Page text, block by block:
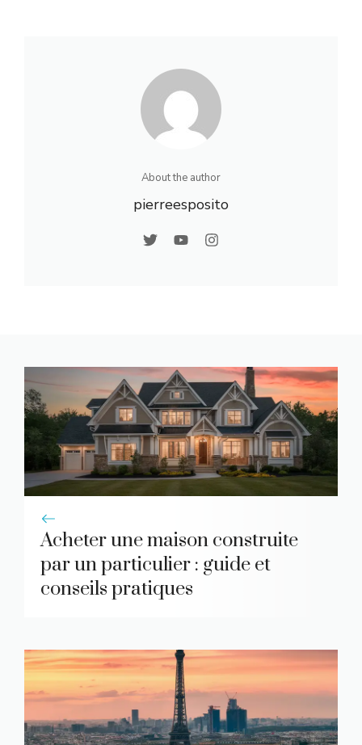
entreprise-
france.com
About the author
pierreesposito
Acheter une maison construite
par un particulier : guide et
conseils pratiques